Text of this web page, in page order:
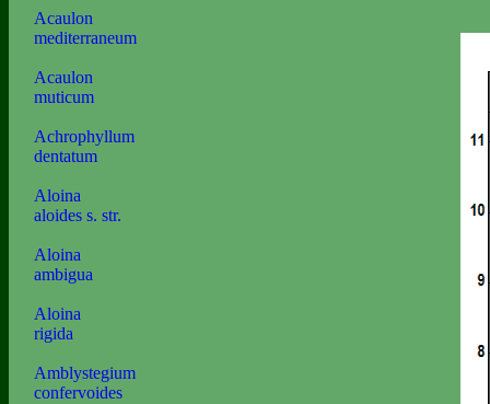
Acaulon
mediterraneum
Acaulon
muticum
Achrophyllum
dentatum
Aloina
aloides s. str.
Aloina
ambigua
Aloina
rigida
Amblystegium
confervoides